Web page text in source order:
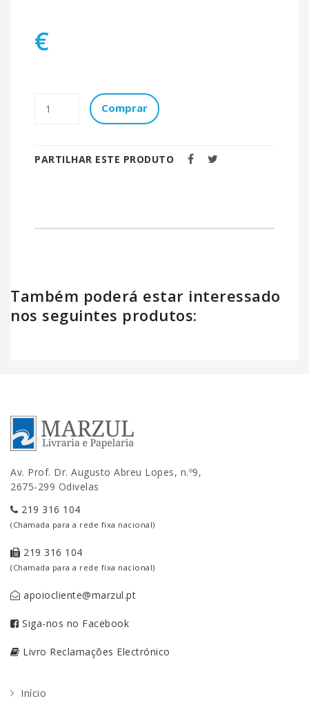
€
Comprar
PARTILHAR ESTE PRODUTO
Também poderá estar interessado
nos seguintes produtos:
Av. Prof. Dr. Augusto Abreu Lopes, n.º9,
2675-299 Odivelas
219 316 104
(Chamada para a rede fixa nacional)
219 316 104
(Chamada para a rede fixa nacional)
apoiocliente@marzul.pt
Siga-nos no Facebook
Livro Reclamações Electrónico
Início